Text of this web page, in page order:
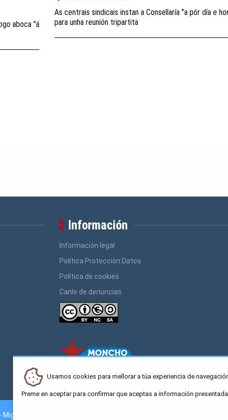
aboca "á
As centrais sindicais instan a Consellaría "a pór día e
para unha reunión tripartita
Información
Información legal
Política Protección Datos
Política de cookies
Canle de denuncias
Ferro Caaveiro 10, Santiago de Compostela
Usamos cookies para mellorar a túa experiencia de
Preme en aceptar para confirmar que aceptas a información